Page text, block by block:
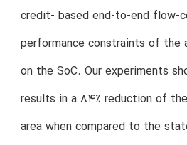
credit- based end-to-end flow-
performance constraints of the
on the SoC. Our experiments
results in a 84% reduction of
area when compared to the